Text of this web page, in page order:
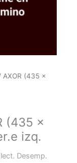
AXOR (435 x
(435 x
izq.
Desemp.